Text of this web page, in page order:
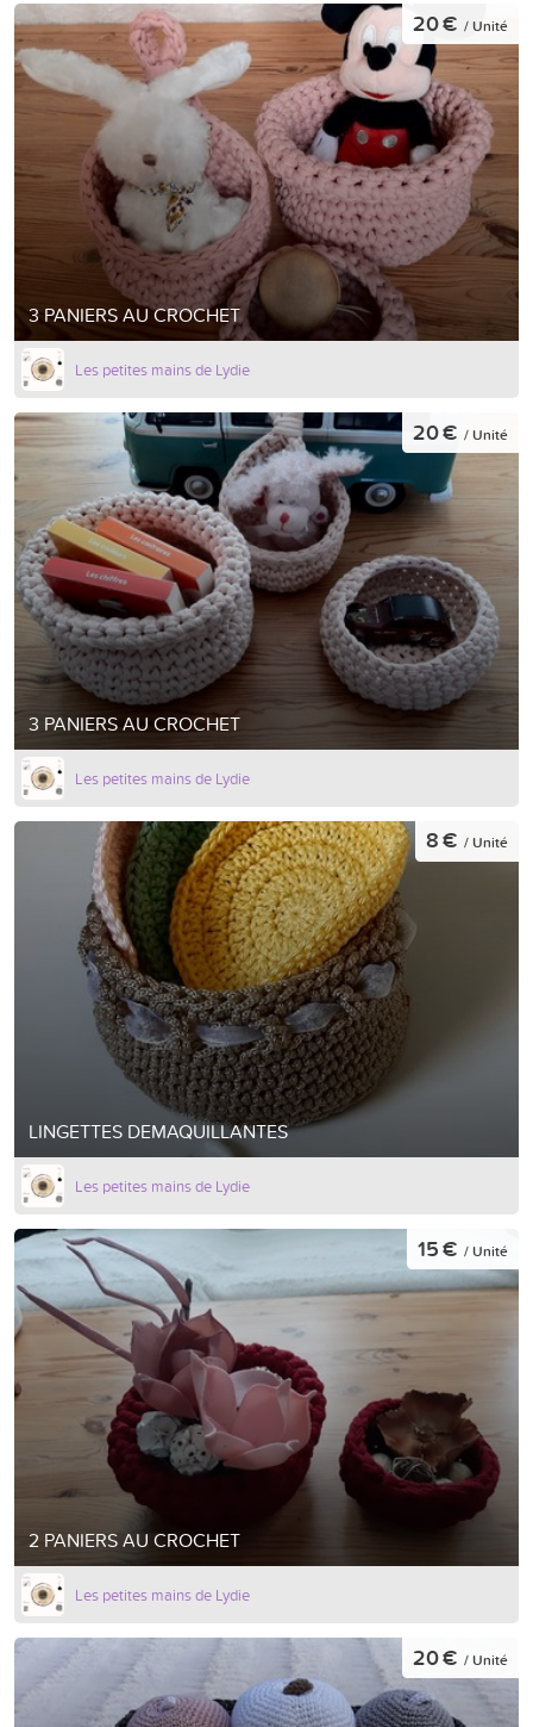
3 PANIERS AU CROCHET
20 € / Unité
Les petites mains de Lydie
3 PANIERS AU CROCHET
20 € / Unité
Les petites mains de Lydie
LINGETTES DEMAQUILLANTES
8 € / Unité
Les petites mains de Lydie
2 PANIERS AU CROCHET
15 € / Unité
Les petites mains de Lydie
20 € / Unité